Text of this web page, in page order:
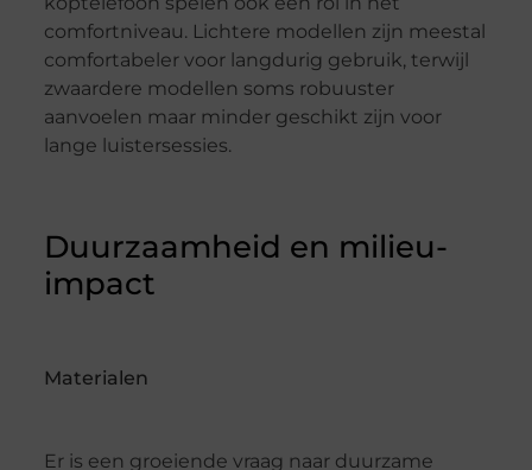
comfortniveau. Lichtere modellen zijn meestal
comfortabeler voor langdurig gebruik, terwijl
zwaardere modellen soms robuuster
aanvoelen maar minder geschikt zijn voor
lange luistersessies.
Duurzaamheid en milieu-
impact
Materialen
Er is een groeiende vraag naar duurzame